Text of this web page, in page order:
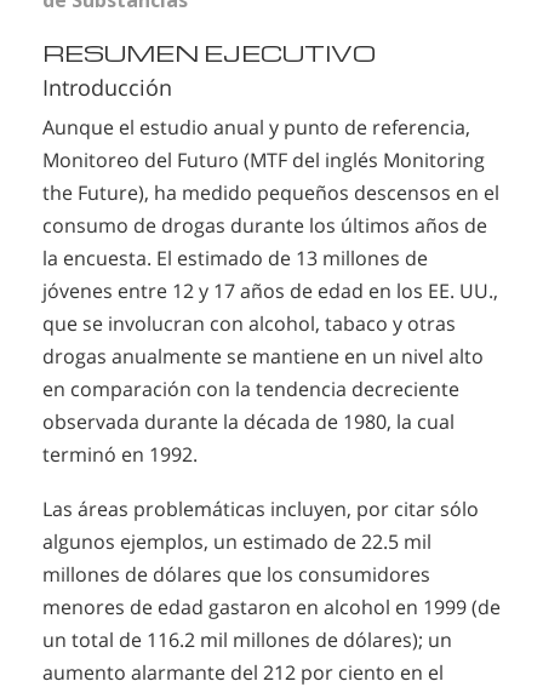
RESUMEN EJECUTIVO
Introducción
Aunque el estudio anual y punto de referencia,
Monitoreo del Futuro (MTF del inglés Monitoring
the Future), ha medido pequeños descensos en el
consumo de drogas durante los últimos años de
la encuesta. El estimado de 13 millones de
jóvenes entre 12 y 17 años de edad en los EE. UU.,
que se involucran con alcohol, tabaco y otras
drogas anualmente se mantiene en un nivel alto
en comparación con la tendencia decreciente
observada durante la década de 1980, la cual
terminó en 1992.
Las áreas problemáticas incluyen, por citar sólo
algunos ejemplos, un estimado de 22.5 mil
millones de dólares que los consumidores
menores de edad gastaron en alcohol en 1999 (de
un total de 116.2 mil millones de dólares); un
aumento alarmante del 212 por ciento en el